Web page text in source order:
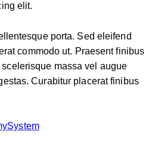
elit.
porta. Sed eleifend
commodo ut. Praesent finibus
massa vel augue
Curabitur placerat finibus
System